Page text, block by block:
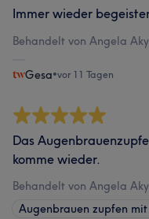
Immer wieder
Behandelt von Angela
Gesa•vor 11 Tagen
Das
komme wieder.
Behandelt von Angela
Augenbrauen zupfen